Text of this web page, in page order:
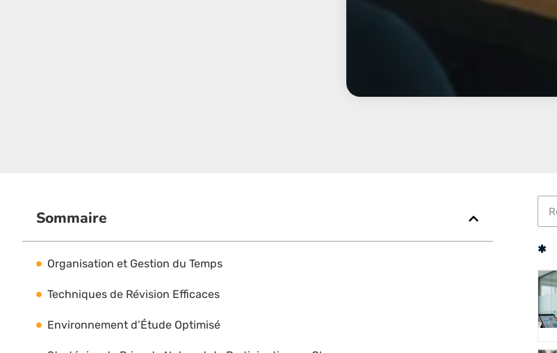
Sommaire
Organisation et Gestion du Temps
Techniques de Révision Efficaces
Environnement d’Étude Optimisé